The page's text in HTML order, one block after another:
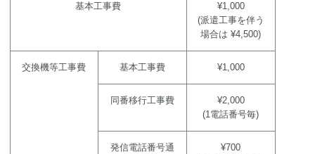
基本工事費
¥1,000
(派遣工事を伴う
場合は ¥4,500)
交換機等工事費 基本工事費 ¥1,000
同番移行工事費
¥2,000
(1電話番号毎)
発信電話番号通
¥700